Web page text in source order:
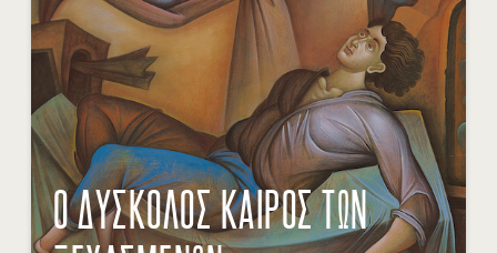
Ο ΔΥΣΚΟΛΟΣ ΚΑΙΡΟΣ ΤΩΝ